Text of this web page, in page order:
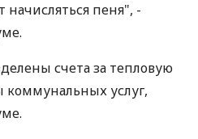
начисляться пеня", -
счета за тепловую
услуг,